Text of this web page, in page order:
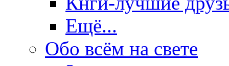
Ещё...
Обо всём на свете